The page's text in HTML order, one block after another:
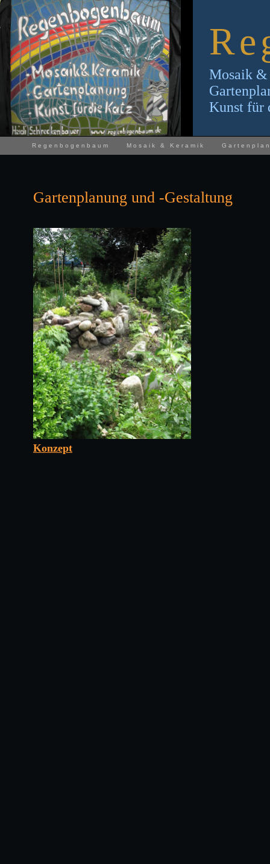
Mosaik
Kunst für
Regenbogenbaum Mosaik & Keramik
Gartenplanung und -Gestaltung
Konzept